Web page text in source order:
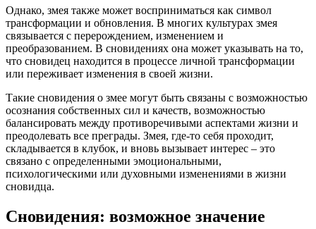
Однако, змея также может восприниматься как символ
трансформации и обновления. В многих культурах змея
связывается с перерождением, изменением и
преобразованием. В сновидениях она может указывать на то,
что сновидец находится в процессе личной трансформации
или переживает изменения в своей жизни.
Такие сновидения о змее могут быть связаны с возможностью
осознания собственных сил и качеств, возможностью
балансировать между противоречивыми аспектами жизни и
преодолевать все преграды. Змея, где-то себя проходит,
складывается в клубок, и вновь вызывает интерес – это
связано с определенными эмоциональными,
психологическими или духовными изменениями в жизни
сновидца.
Сновидения: возможное значение